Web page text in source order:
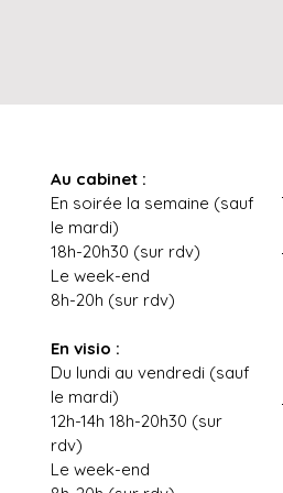
Au cabinet :
En soirée la semaine (sauf
le mardi)
18h-20h30 (sur rdv)
Le week-end
8h-20h (sur rdv)
En visio :
Du lundi au vendredi (sauf
le mardi)
12h-14h 18h-20h30 (sur
rdv)
Le week-end